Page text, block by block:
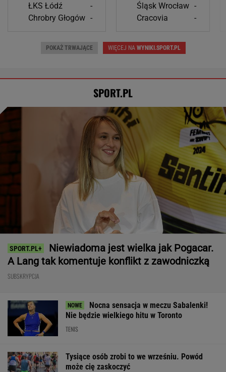
ŁKS Łódź
-
Chrobry Głogów -
Śląsk Wrocław -
Cracovia
-
POKAŻ TRWAJĄCE WIĘCEJ NA WYNIKI.SPORT.PL
SPORT.PL
Niewiadoma jest wielka jak Pogacar.
A Lang tak komentuje konflikt z zawodniczką
SUBSKRYPCJA
Nocna sensacja w meczu Sabalenki!
Nie będzie wielkiego hitu w Toronto
TENIS
Tysiące osób zrobi to we wrześniu. Powód
może cię zaskoczyć